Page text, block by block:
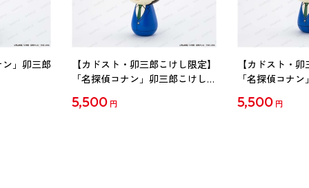
」卯三郎
【カドスト・卯三郎こけし限定】
「名探偵コナン」卯三郎こけし
5,500 円
【カドスト・
「名探偵コナ
5,500 円